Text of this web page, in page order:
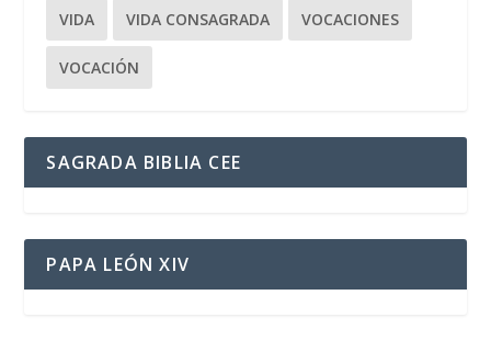
VIDA VIDA CONSAGRADA VOCACIONES
VOCACIÓN
SAGRADA BIBLIA CEE
PAPA LEÓN XIV